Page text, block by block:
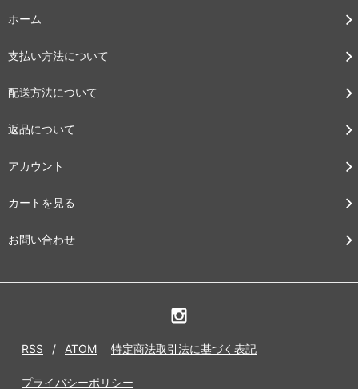
ホーム
支払い方法について
配送方法について
返品について
アカウント
カートを見る
お問い合わせ
RSS / ATOM 特定商法取引法に基づく表記
プライバシーポリシー